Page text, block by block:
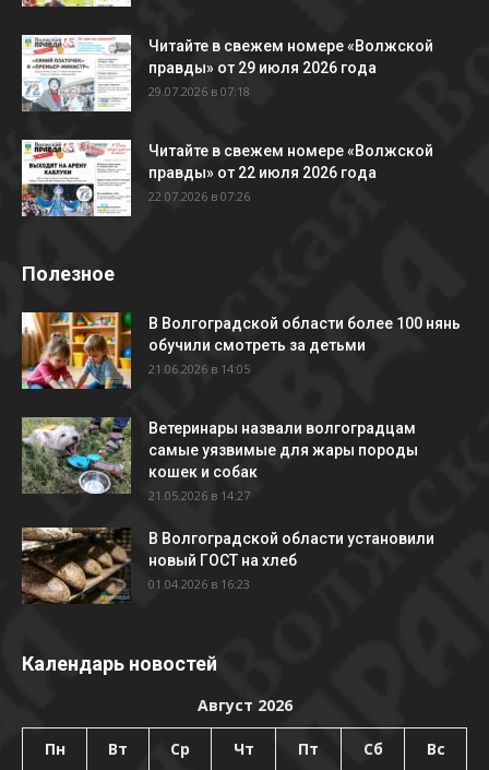
Читайте в свежем номере «Волжской
правды» от 29 июля 2026 года
29.07.2026 в 07:18
Читайте в свежем номере «Волжской
правды» от 22 июля 2026 года
22.07.2026 в 07:26
Полезное
В Волгоградской области более 100 нянь
обучили смотреть за детьми
21.06.2026 в 14:05
Ветеринары назвали волгоградцам
самые уязвимые для жары породы
кошек и собак
21.05.2026 в 14:27
В Волгоградской области установили
новый ГОСТ на хлеб
01.04.2026 в 16:23
Календарь новостей
Август 2026
Пн Вт Ср Чт Пт Сб Вс